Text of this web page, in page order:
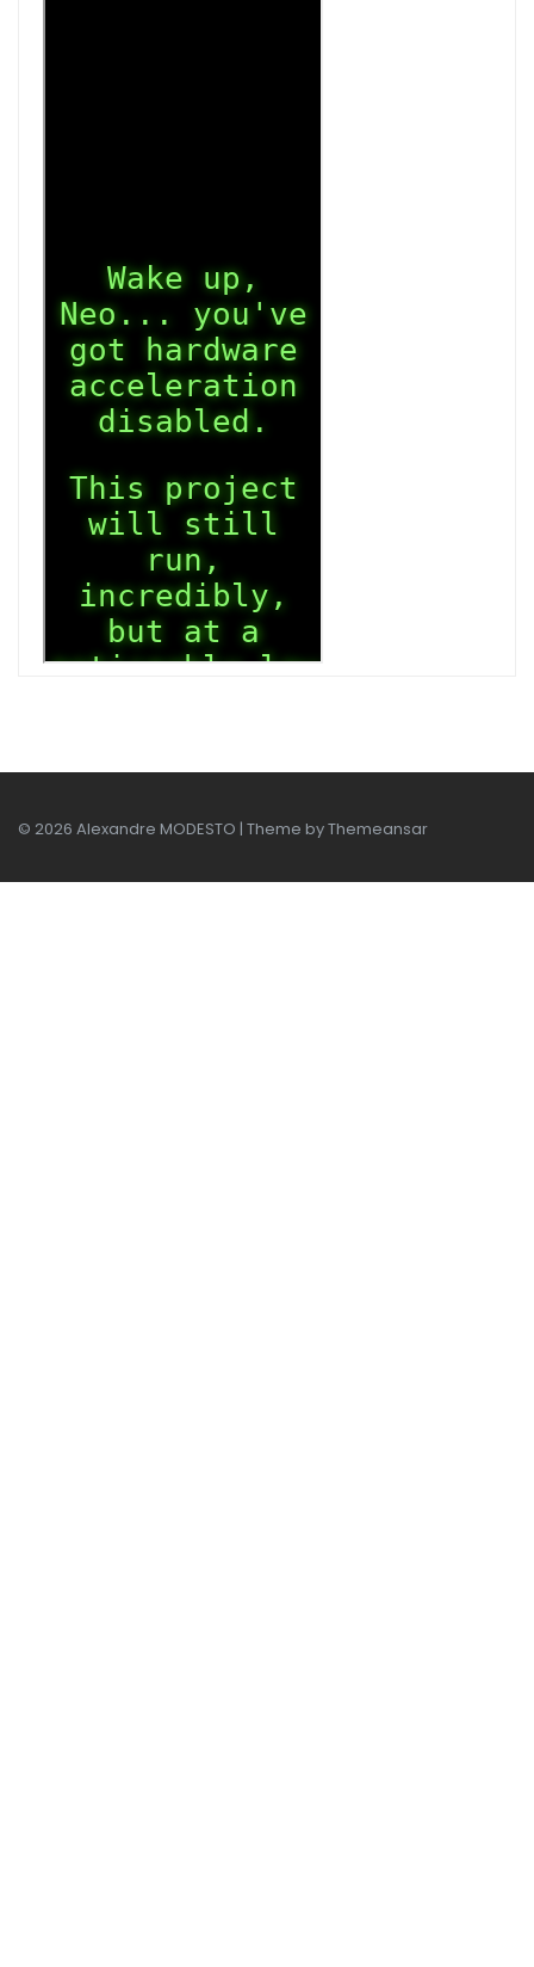
© 2026 Alexandre MODESTO | Theme byThemeansar